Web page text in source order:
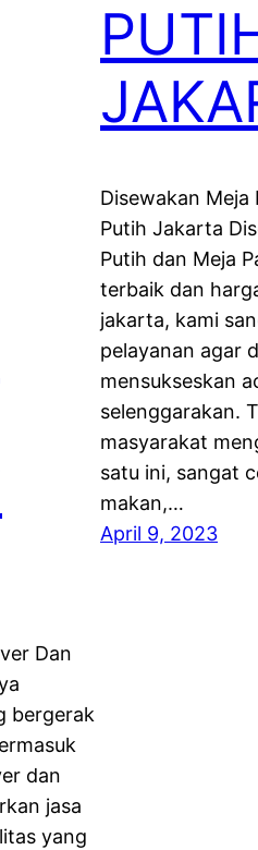
Dan
bergerak
dan
jasa
yang
Disewakan
Putih Jakarta
Putih dan Meja
terbaik dan
jakarta, kami
pelayanan agar
mensukseskan
selenggarakan.
masyarakat
satu ini, sangat
makan,…
April 9, 2023